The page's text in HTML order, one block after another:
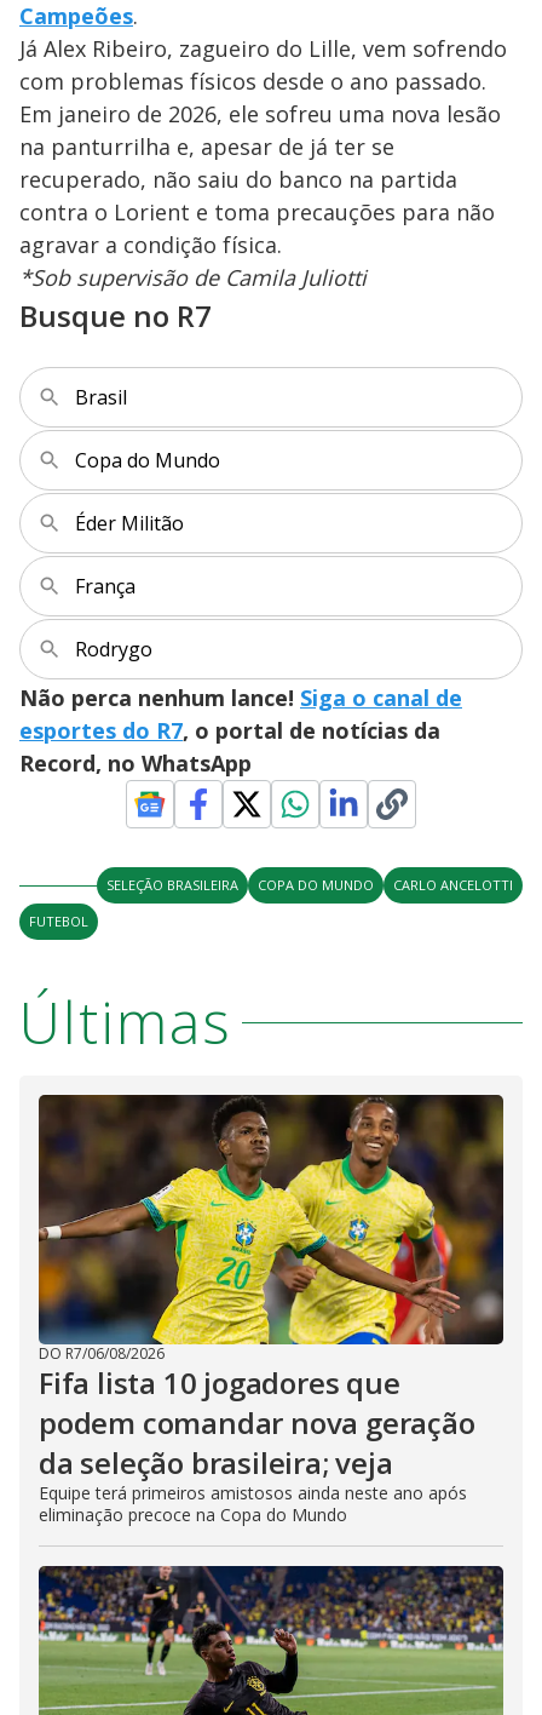
Campeões.
Já Alex Ribeiro, zagueiro do Lille, vem sofrendo
com problemas físicos desde o ano passado.
Em janeiro de 2026, ele sofreu uma nova lesão
na panturrilha e, apesar de já ter se
recuperado, não saiu do banco na partida
contra o Lorient e toma precauções para não
agravar a condição física.
*Sob supervisão de Camila Juliotti
Busque no R7
Brasil
Copa do Mundo
Éder Militão
França
Rodrygo
Não perca nenhum lance! Siga o canal de
esportes do R7, o portal de notícias da
Record, no WhatsApp
SELEÇÃO BRASILEIRA COPA DO MUNDO
CARLO ANCELOTTI
FUTEBOL
Últimas
DO R7/06/08/2026
Fifa lista 10 jogadores que
podem comandar nova geração
da seleção brasileira; veja
Equipe terá primeiros amistosos ainda neste ano após
eliminação precoce na Copa do Mundo